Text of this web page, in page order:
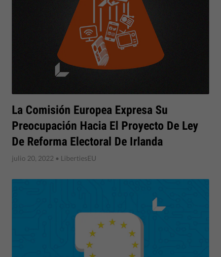
La Comisión Europea Expresa Su
Preocupación Hacia El Proyecto De Ley
De Reforma Electoral De Irlanda
julio 20, 2022 • LibertiesEU